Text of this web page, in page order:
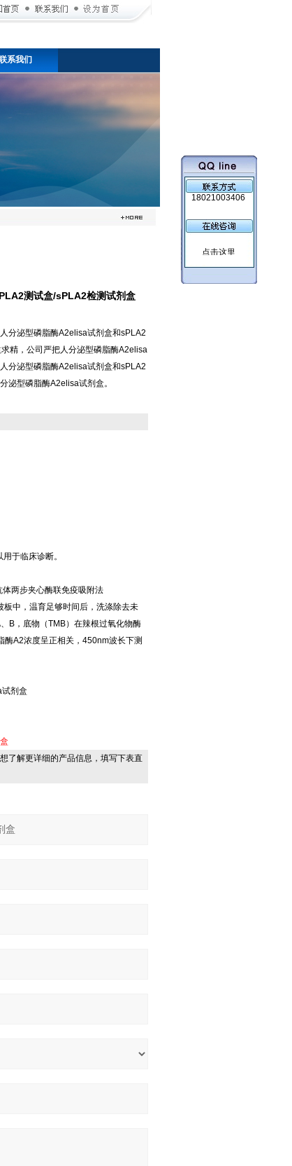
系我们
18021003406
测试盒/sPLA2检测试剂盒
分泌型磷脂酶A2elisa试剂盒和sPLA2
精，公司严把人分泌型磷脂酶A2elisa
分泌型磷脂酶A2elisa试剂盒和sPLA2
泌型磷脂酶A2elisa试剂盒。
于临床诊断。
两步夹心酶联免疫吸附法
板中，温育足够时间后，洗涤除去未
B，底物（TMB）在辣根过氧化物酶
酶A2浓度呈正相关，450nm波长下测
剂盒
了解更详细的产品信息，填写下表直